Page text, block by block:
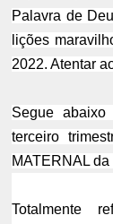
Palavra de
lições
2022. Atentar
Segue abaixo
terceiro
MATERNAL
Totalmente